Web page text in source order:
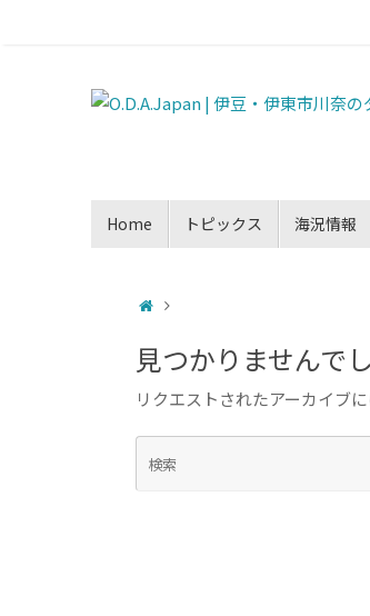
Home トピックス 海況情報
見つかりませんで
リクエストされたアーカイブ